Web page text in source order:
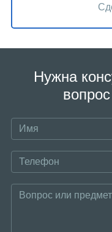
Нужна